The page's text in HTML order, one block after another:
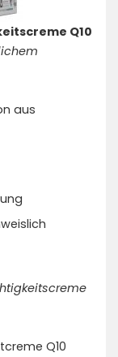
Q10
aus
Q10